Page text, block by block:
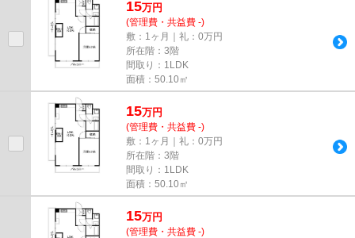
15万円
(管理費・共益費 -)
敷：1ヶ月｜礼：0万円
所在階：3階
間取り：1LDK
面積：50.10㎡
15万円
(管理費・共益費 -)
敷：1ヶ月｜礼：0万円
所在階：3階
間取り：1LDK
面積：50.10㎡
15万円
(管理費・共益費 -)